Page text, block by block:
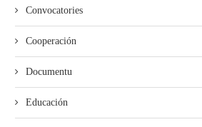
Convocatories
Cooperación
Documentu
Educación